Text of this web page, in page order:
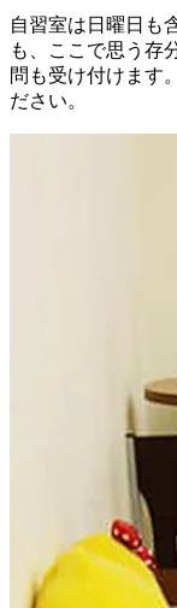
自習室は日曜日も
も、ここで思う存
問も受け付けます
ださい。